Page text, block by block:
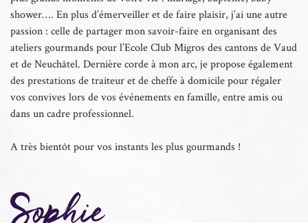
shower…. En plus d’émerveiller et de faire plaisir, j’ai une autre
passion : celle de partager mon savoir-faire en organisant des
ateliers gourmands pour l’Ecole Club Migros des cantons de Vaud
et de Neuchâtel. Dernière corde à mon arc, je propose également
des prestations de traiteur et de cheffe à domicile pour régaler
vos convives lors de vos événements en famille, entre amis ou
dans un cadre professionnel.
A très bientôt pour vos instants les plus gourmands !